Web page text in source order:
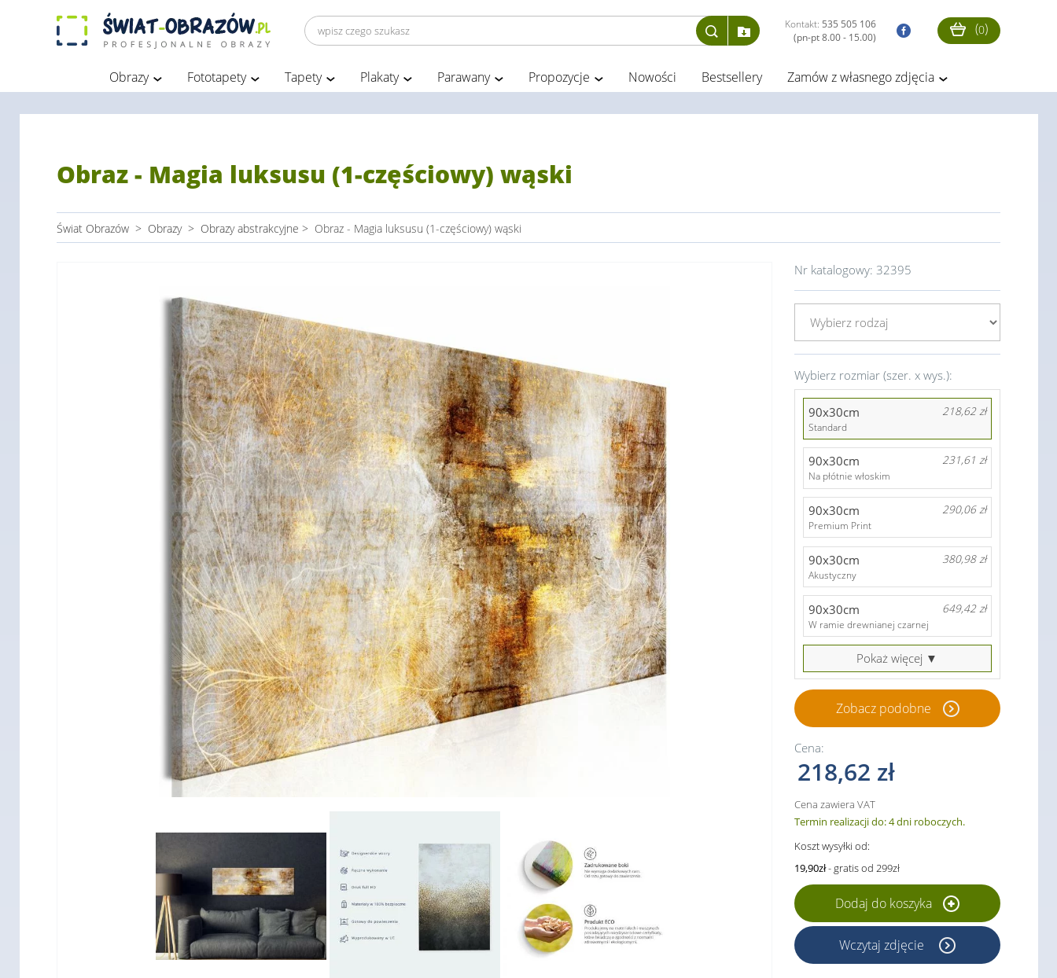
Kontakt: 535 505 106
(pn-pt 8.00 - 15.00)
(0)
Obrazy Fototapety Tapety Plakaty Parawany Propozycje Nowości Bestsellery Zamów z własnego zdjęcia
Obraz - Magia luksusu (1-częściowy) wąski
Świat Obrazów > Obrazy > Obrazy abstrakcyjne > Obraz - Magia luksusu (1-częściowy) wąski
Nr katalogowy: 32395
Wybierz rozmiar (szer. x wys.):
90x30cm 218,62 zł
Standard
90x30cm 231,61 zł
Na płótnie włoskim
90x30cm 290,06 zł
Premium Print
90x30cm 380,98 zł
Akustyczny
90x30cm 649,42 zł
W ramie drewnianej czarnej
Pokaż więcej ▼
Zobacz podobne
Cena:
218,62 zł
Cena zawiera VAT
Termin realizacji do: 4 dni roboczych.
Koszt wysyłki od:
19,90zł- gratis od 299zł
Dodaj do koszyka
Wczytaj zdjęcie